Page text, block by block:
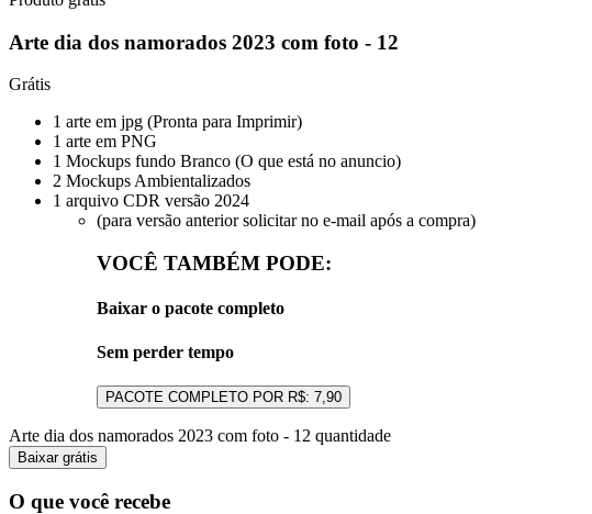
Arte dia dos namorados 2023 com foto - 12
Grátis
1 arte em jpg (Pronta para Imprimir)
1 arte em PNG
1 Mockups fundo Branco (O que está no anuncio)
2 Mockups Ambientalizados
1 arquivo CDR versão 2024
(para versão anterior solicitar no e-mail após a compra)
VOCÊ TAMBÉM PODE:
Baixar o pacote completo
Sem perder tempo
Arte dia dos namorados 2023 com foto - 12 quantidade
Baixar grátis
O que você recebe